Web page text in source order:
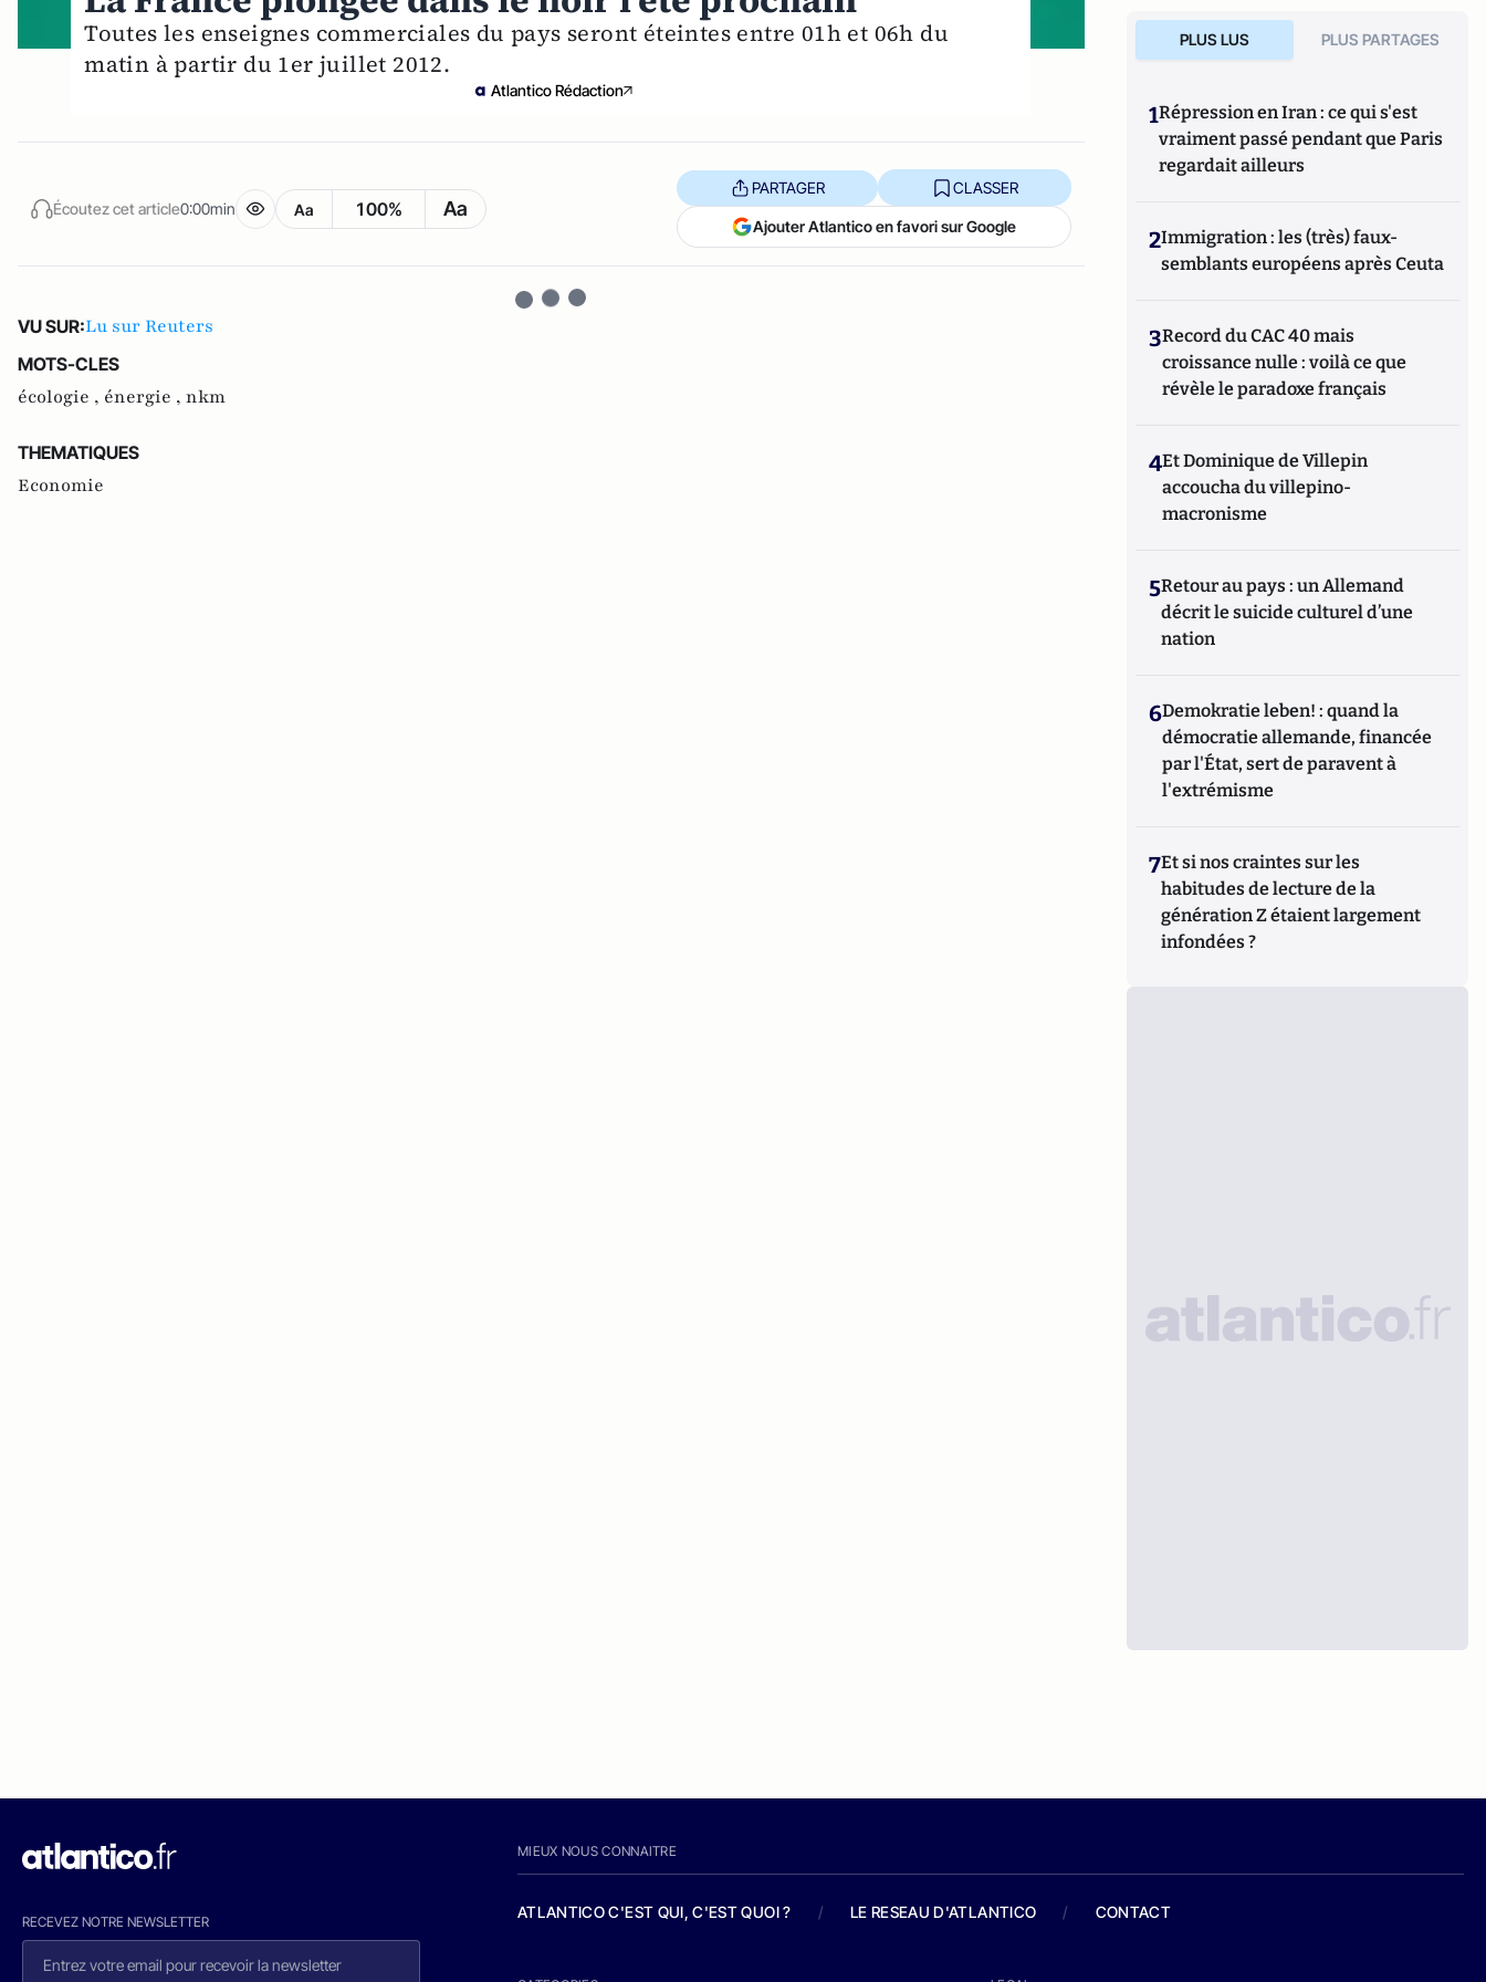
Toutes les enseignes commerciales du pays seront éteintes entre 01h et 06h du
matin à partir du 1er juillet 2012.
Atlantico Rédaction
Écoutez cet article0:00min Aa 100% Aa
PARTAGER CLASSER
Ajouter Atlantico en favori sur Google
VU SUR:Lu sur Reuters
MOTS-CLES
écologie , énergie , nkm
THEMATIQUES
Economie
PLUS LUS PLUS PARTAGES
1Répression en Iran : ce qui s'est
vraiment passé pendant que Paris
regardait ailleurs
2Immigration : les (très) faux-
semblants européens après Ceuta
3Record du CAC 40 mais
croissance nulle : voilà ce que
révèle le paradoxe français
4Et Dominique de Villepin
accoucha du villepino-
macronisme
5Retour au pays : un Allemand
décrit le suicide culturel d’une
nation
6Demokratie leben! : quand la
démocratie allemande, financée
par l'État, sert de paravent à
l'extrémisme
7Et si nos craintes sur les
habitudes de lecture de la
génération Z étaient largement
infondées ?
RECEVEZ NOTRE NEWSLETTER
MIEUX NOUS CONNAITRE
ATLANTICO C'EST QUI, C'EST QUOI ? / LE RESEAU D'ATLANTICO / CONTACT